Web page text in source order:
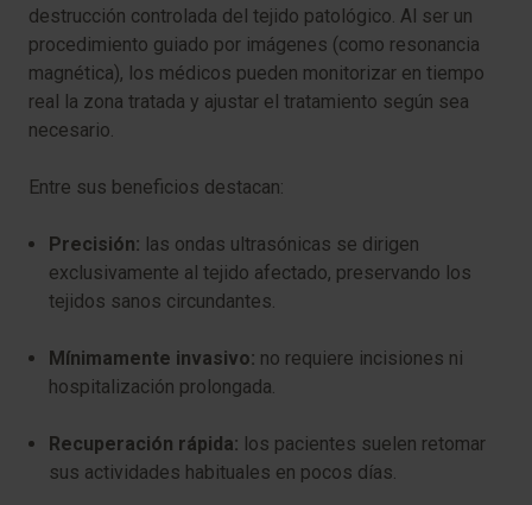
destrucción controlada del tejido patológico. Al ser un
procedimiento guiado por imágenes (como resonancia
magnética), los médicos pueden monitorizar en tiempo
real la zona tratada y ajustar el tratamiento según sea
necesario.
Entre sus beneficios destacan:
Precisión: las ondas ultrasónicas se dirigen
exclusivamente al tejido afectado, preservando los
tejidos sanos circundantes.
Mínimamente invasivo: no requiere incisiones ni
hospitalización prolongada.
Recuperación rápida: los pacientes suelen retomar
sus actividades habituales en pocos días.